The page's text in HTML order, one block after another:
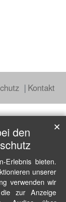
Kontakt
den
Erlebnis bieten.
unserer
verwenden wir
zur Anzeige
✕